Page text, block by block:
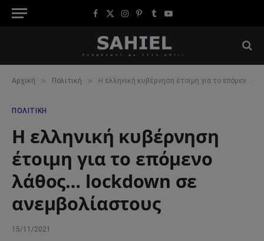
Facebook
X
Instagram
Pinterest
TumblrYouTube
Αρχική » Πολιτική » H ελληνική κυβέρνηση έτοιμη για το επόμενο λάθος… lockdown σε ανεμβολίαστους
ΠΟΛΙΤΙΚΉ
H ελληνική κυβέρνηση
έτοιμη για το επόμενο
λάθος… lockdown σε
ανεμβολίαστους
15/11/2021